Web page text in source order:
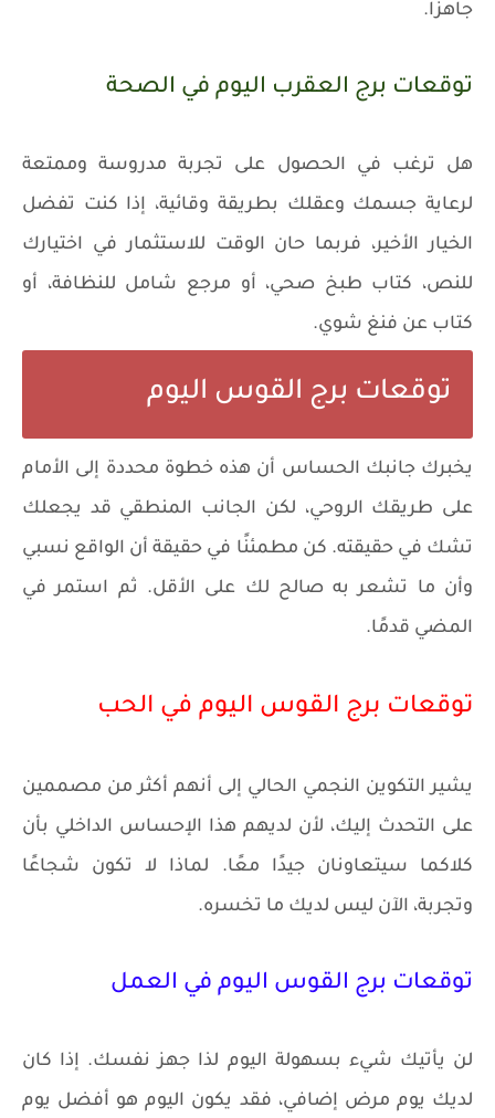
جاهزا.
توقعات برج العقرب اليوم في الصحة
هل ترغب في الحصول على تجربة مدروسة وممتعة
لرعاية جسمك وعقلك بطريقة وقائية، إذا كنت تفضل
الخيار الأخير، فربما حان الوقت للاستثمار في اختيارك
للنص، كتاب طبخ صحي، أو مرجع شامل للنظافة، أو
كتاب عن فنغ شوي.
توقعات برج القوس اليوم
يخبرك جانبك الحساس أن هذه خطوة محددة إلى الأمام
على طريقك الروحي، لكن الجانب المنطقي قد يجعلك
تشك في حقيقته. كن مطمئنًا في حقيقة أن الواقع نسبي
وأن ما تشعر به صالح لك على الأقل. ثم استمر في
المضي قدمًا.
توقعات برج القوس اليوم في الحب
يشير التكوين النجمي الحالي إلى أنهم أكثر من مصممين
على التحدث إليك، لأن لديهم هذا الإحساس الداخلي بأن
كلاكما سيتعاونان جيدًا معًا. لماذا لا تكون شجاعًا
وتجربة، الآن ليس لديك ما تخسره.
توقعات برج القوس اليوم في العمل
لن يأتيك شيء بسهولة اليوم لذا جهز نفسك. إذا كان
لديك يوم مرض إضافي، فقد يكون اليوم هو أفضل يوم